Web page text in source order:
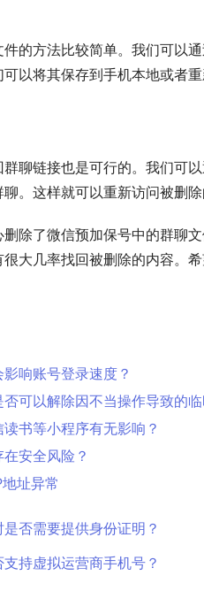
的方法比较简单。我们可以
以将其保存到手机本地或者重
聊链接也是可行的。我们可
。这样就可以重新访问被删除
除了微信预加保号中的群聊
大几率找回被删除的内容。
响账号登录速度？
可以解除因不当操作导致的临
书等小程序有无影响？
安全风险？
址异常
否需要提供身份证明？
持虚拟运营商手机号？